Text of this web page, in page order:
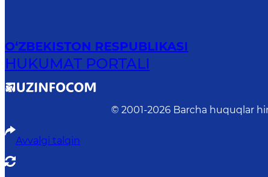
O‘ZBEKISTON RESPUBLIKASI
HUKUMAT PORTALI
© 2001-2026 Barcha huquqlar
Avvalgi talqin